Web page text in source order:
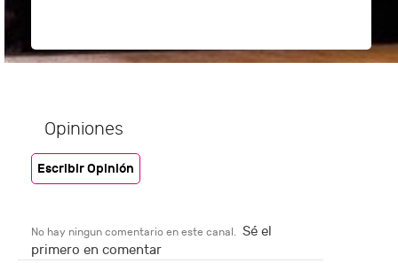
Opiniones
Escribir Opinión
No hay ningun comentario en este canal. Sé el
primero en comentar